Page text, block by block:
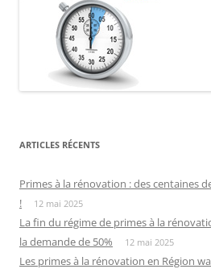
ARTICLES RÉCENTS
Primes à la rénovation : des centaines
!
12 mai 2025
La fin du régime de primes à la
la demande de 50%
12 mai 2025
Les primes à la rénovation en Région